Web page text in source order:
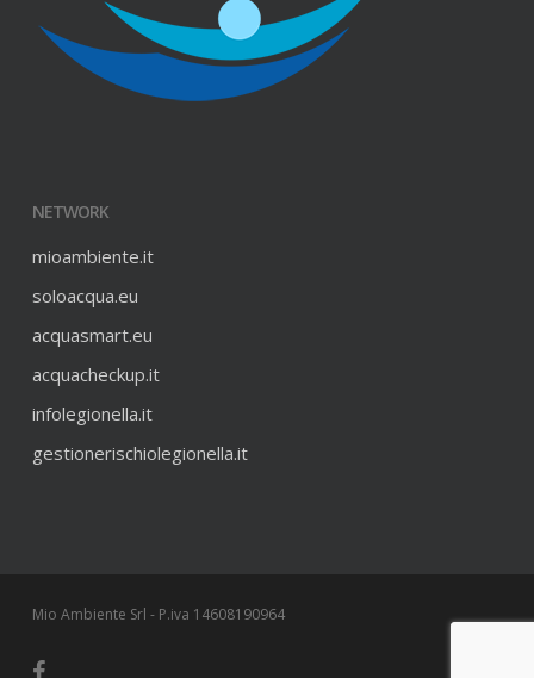
NETWORK
mioambiente.it
soloacqua.eu
acquasmart.eu
acquacheckup.it
infolegionella.it
gestionerischiolegionella.it
Mio Ambiente Srl - P.iva 14608190964
facebook